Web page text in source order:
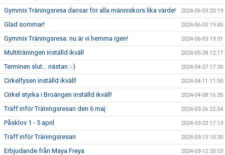
Gymmix Träningsresa dansar för alla människors lika värde! 2024-06-03 20:19
Glad sommar! 2024-06-03 19:45
Gymmix Träningsresa: nu är vi hemma igen! 2024-06-03 19:31
Multiträningen inställd ikväll 2024-05-28 12:17
Terminen slut... nästan :-) 2024-04-27 17:30
Cirkelfysen inställd ikväll! 2024-04-11 11:50
Cirkel styrka i Broängen inställd ikväll! 2024-04-08 16:35
Träff inför Träningsresan den 6 maj 2024-03-26 22:04
Påsklov 1 - 5 april 2024-03-23 17:13
Träff inför Träningsresan 2024-03-13 10:30
Erbjudande från Maya Freya 2024-03-12 20:53